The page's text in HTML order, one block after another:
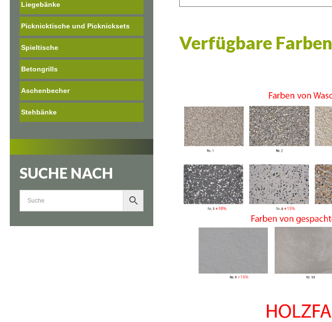
Verfügbare Farben
Liegebänke
Picknicktische und Picknicksets
Spieltische
Betongrills
Aschenbecher
Stehbänke
SUCHE NACH